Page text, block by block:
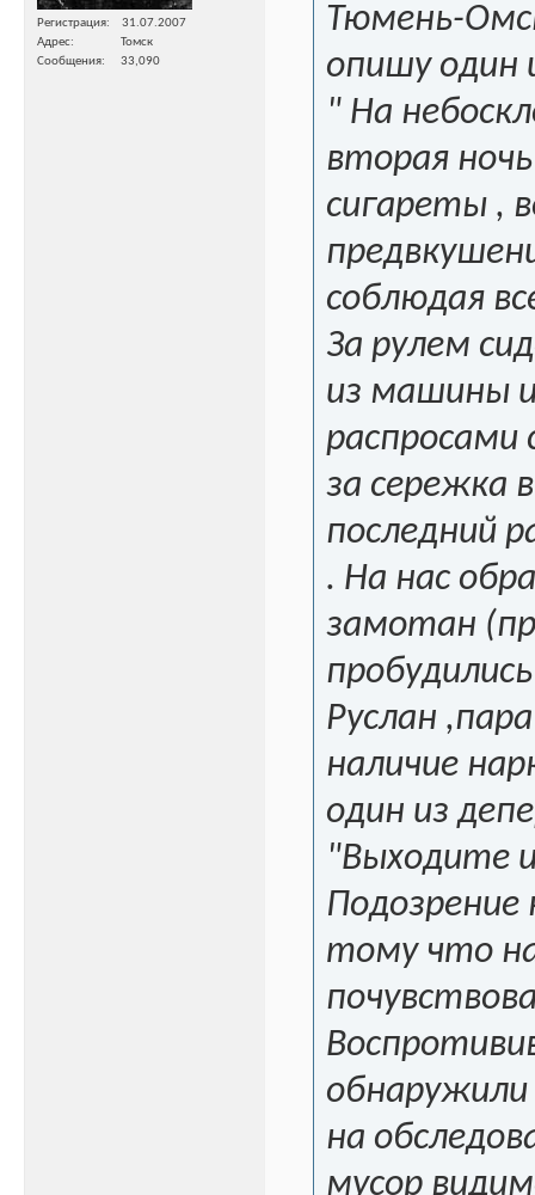
Регистрация
31.07.2007
Адрес
Томск
Сообщения
33,090
Тюмень-
опишу один
" На
вторая
сигареты ,
соблюдая
За рулем
из машины
распросами
за сережка
последний
. На нас
замотан
Руслан
наличие
один из
"Выходите
Подозрение
тому что
обнаружили
на
мусор